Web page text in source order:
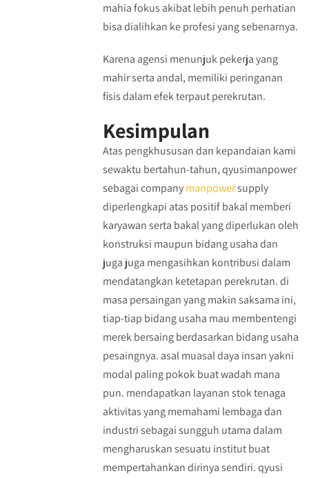
mahia fokus akibat lebih penuh perhatian
bisa dialihkan ke profesi yang sebenarnya.
Karena agensi menunjuk pekerja yang
mahir serta andal, memiliki peringanan
fisis dalam efek terpaut perekrutan.
Kesimpulan
Atas pengkhususan dan kepandaian kami
sewaktu bertahun-tahun, qyusimanpower
sebagai companymanpowersupply
diperlengkapi atas positif bakal memberi
karyawan serta bakal yang diperlukan oleh
konstruksi maupun bidang usaha dan
juga juga mengasihkan kontribusi dalam
mendatangkan ketetapan perekrutan. di
masa persaingan yang makin saksama ini,
tiap-tiap bidang usaha mau membentengi
merek bersaing berdasarkan bidang usaha
pesaingnya. asal muasal daya insan yakni
modal paling pokok buat wadah mana
pun. mendapatkan layanan stok tenaga
aktivitas yang memahami lembaga dan
industri sebagai sungguh utama dalam
mengharuskan sesuatu institut buat
mempertahankan dirinya sendiri. qyusi